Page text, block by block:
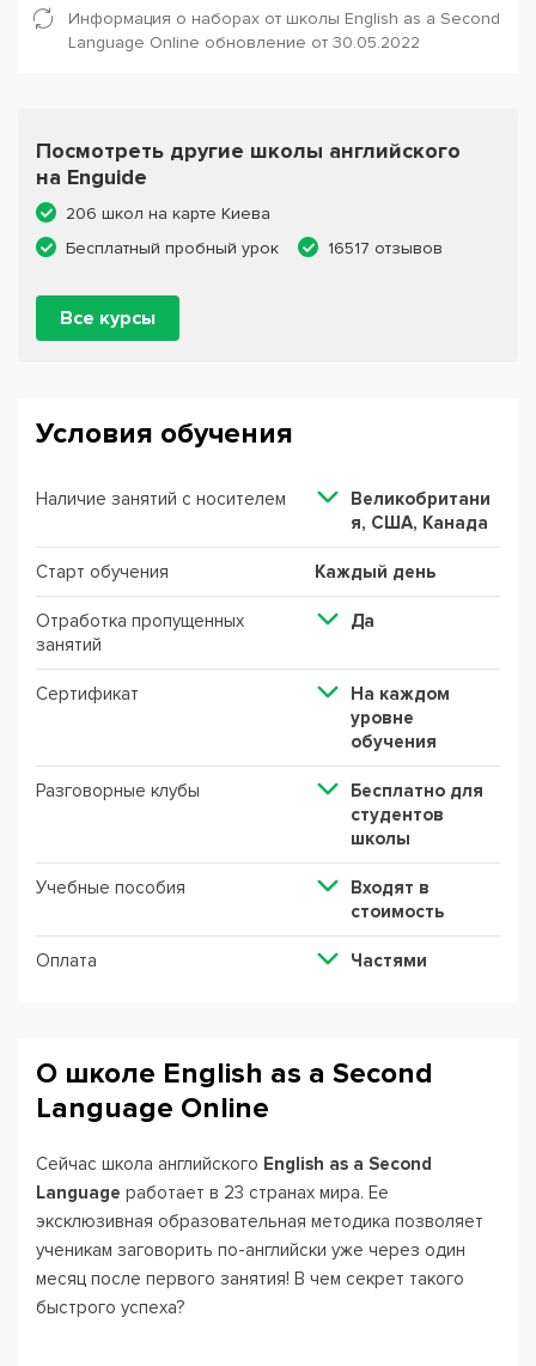
Информация о наборах от школы English as a Second
Language Online обновление от 30.05.2022
Посмотреть другие школы английского
на Enguide
206 школ на карте Киева
Бесплатный пробный урок
16517 отзывов
Все курсы
Условия обучения
Наличие занятий с носителем
Великобритани
я, США, Канада
Старт обучения Каждый день
Отработка пропущенных
занятий
Да
Сертификат
На каждом
уровне
обучения
Разговорные клубы
Бесплатно для
студентов
школы
Учебные пособия
Входят в
стоимость
Оплата Частями
О школе English as a Second
Language Online
Сейчас школа английского English as a Second
Language работает в 23 странах мира. Ее
эксклюзивная образовательная методика позволяет
ученикам заговорить по-английски уже через один
месяц после первого занятия! В чем секрет такого
быстрого успеха?